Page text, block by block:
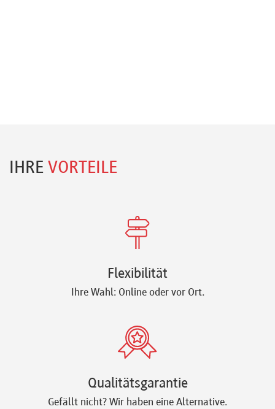
IHRE VORTEILE
Flexibilität
Ihre Wahl: Online oder vor Ort.
Qualitätsgarantie
Gefällt nicht? Wir haben eine Alternative.